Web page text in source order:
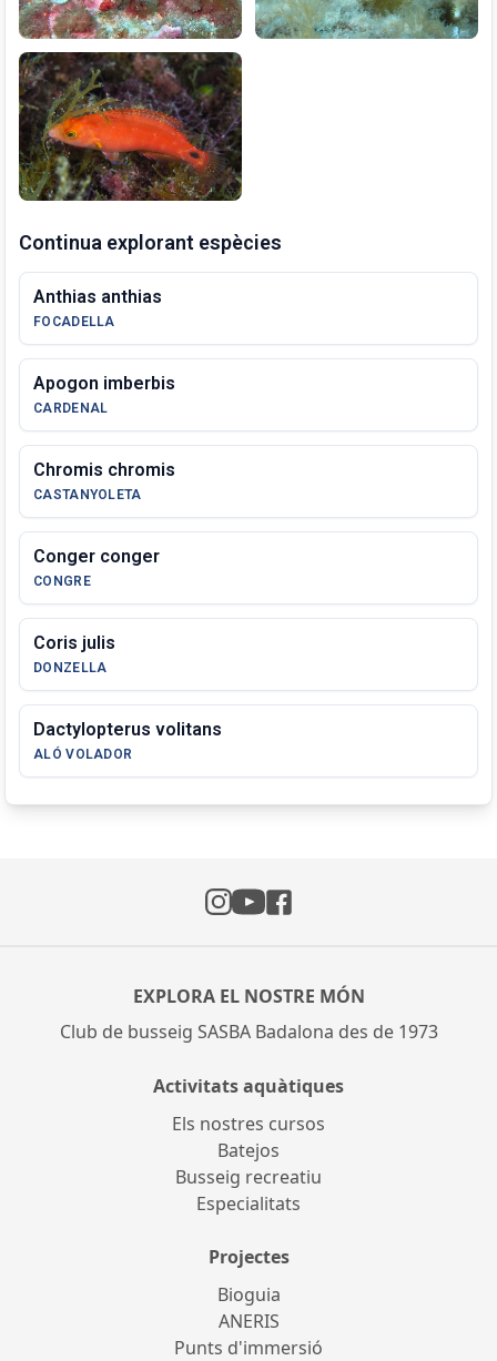
Continua explorant espècies
Anthias anthias
FOCADELLA
Apogon imberbis
CARDENAL
Chromis chromis
CASTANYOLETA
Conger conger
CONGRE
Coris julis
DONZELLA
Dactylopterus volitans
ALÓ VOLADOR
EXPLORA EL NOSTRE MÓN
Club de busseig SASBA Badalona des de 1973
Activitats aquàtiques
Els nostres cursos
Batejos
Busseig recreatiu
Especialitats
Projectes
Bioguia
ANERIS
Punts d'immersió